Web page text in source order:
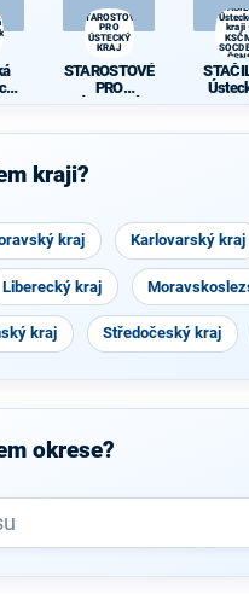
STAROSTOVÉ
PRO
ÚSTECKÝ
KRAJ
STAROSTOVÉ
PRO
kraji
kraji?
kraj Karlovarský kraj
Liberecký kraj
kraj Středočeský kraj
okrese?